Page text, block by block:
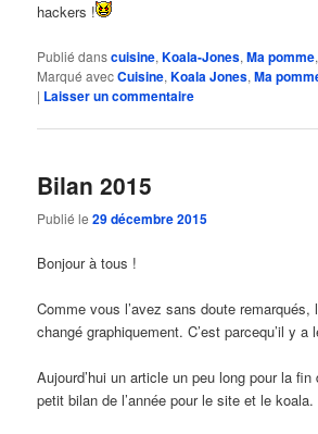
hackers !
Publié danscuisine,Koala-Jones,Ma pomme,
Marqué avecCuisine,Koala Jones,Ma
| Laisser un commentaire
Bilan 2015
Publié le29 décembre 2015
Bonjour à tous !
Comme vous l’avez sans doute remarqués,
changé graphiquement. C’est parcequ’il y a
Aujourd’hui un article un peu long pour la fin
petit bilan de l’année pour le site et le koala.